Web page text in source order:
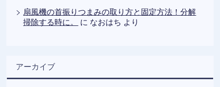
扇風機の首振りつまみの取り方と固定方法！分解
掃除する時に。
に なおはち より
アーカイブ